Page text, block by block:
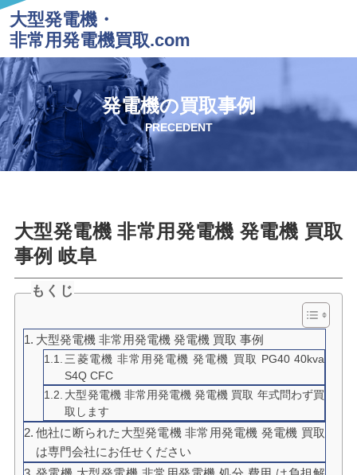
大型発電機・
非常用発電機買取.com
発電機の買取事例
PRECEDENT
大型発電機 非常用発電機 発電機 買取
事例 岐阜
もくじ
大型発電機 非常用発電機 発電機 買取 事例
三菱電機 非常用発電機 発電機 買取 PG40 40kva
S4Q CFC
大型発電機 非常用発電機 発電機 買取 年式問わず買
取します
他社に断られた大型発電機 非常用発電機 発電機 買取
は専門会社にお任せください